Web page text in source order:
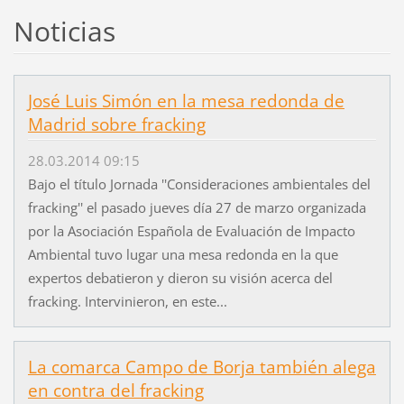
Noticias
José Luis Simón en la mesa redonda de
Madrid sobre fracking
28.03.2014 09:15
Bajo el título Jornada ''Consideraciones ambientales del
fracking'' el pasado jueves día 27 de marzo organizada
por la Asociación Española de Evaluación de Impacto
Ambiental tuvo lugar una mesa redonda en la que
expertos debatieron y dieron su visión acerca del
fracking. Intervinieron, en este...
La comarca Campo de Borja también alega
en contra del fracking